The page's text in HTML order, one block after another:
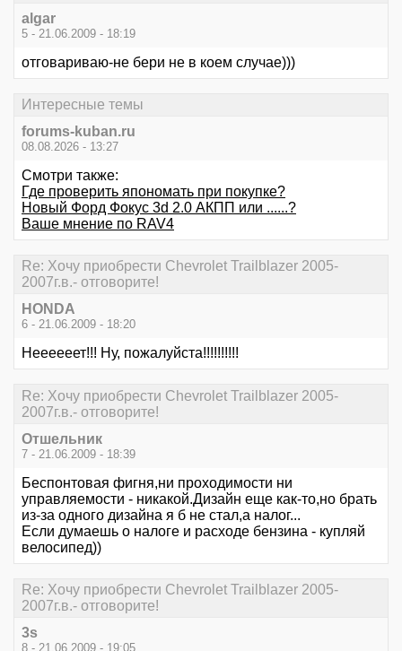
algar
5 - 21.06.2009 - 18:19
отговариваю-не бери не в коем случае)))
Интересные темы
forums-kuban.ru
08.08.2026 - 13:27
Смотри также:
Где проверить япономать при покупке?
Новый Форд Фокус 3d 2.0 АКПП или ......?
Ваше мнение по RAV4
Re: Хочу приобрести Chevrolet Trailblazer 2005-
2007г.в.- отговорите!
HONDA
6 - 21.06.2009 - 18:20
Неееееет!!! Ну, пожалуйста!!!!!!!!!!
Re: Хочу приобрести Chevrolet Trailblazer 2005-
2007г.в.- отговорите!
Отшельник
7 - 21.06.2009 - 18:39
Беспонтовая фигня,ни проходимости ни
управляемости - никакой.Дизайн еще как-то,но брать
из-за одного дизайна я б не стал,а налог...
Если думаешь о налоге и расходе бензина - купляй
велосипед))
Re: Хочу приобрести Chevrolet Trailblazer 2005-
2007г.в.- отговорите!
3s
8 - 21.06.2009 - 19:05